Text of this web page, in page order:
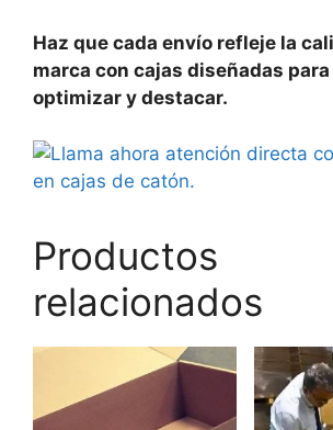
Haz que cada envío refleje la
marca con cajas diseñadas
optimizar y destacar.
Productos
relacionados